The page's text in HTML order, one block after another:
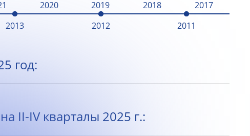
2020 2019 2018
2017
2013 2012 2011
год:
II-IV кварталы 2025 г.: